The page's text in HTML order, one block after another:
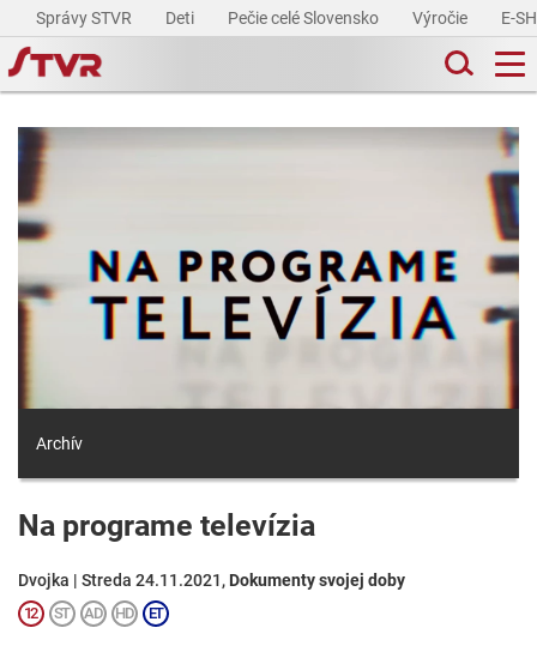
Správy STVR Deti Pečie celé Slovensko Výročie E-
Archív
Na programe televízia
Dvojka | Streda 24.11.2021, Dokumenty svojej doby